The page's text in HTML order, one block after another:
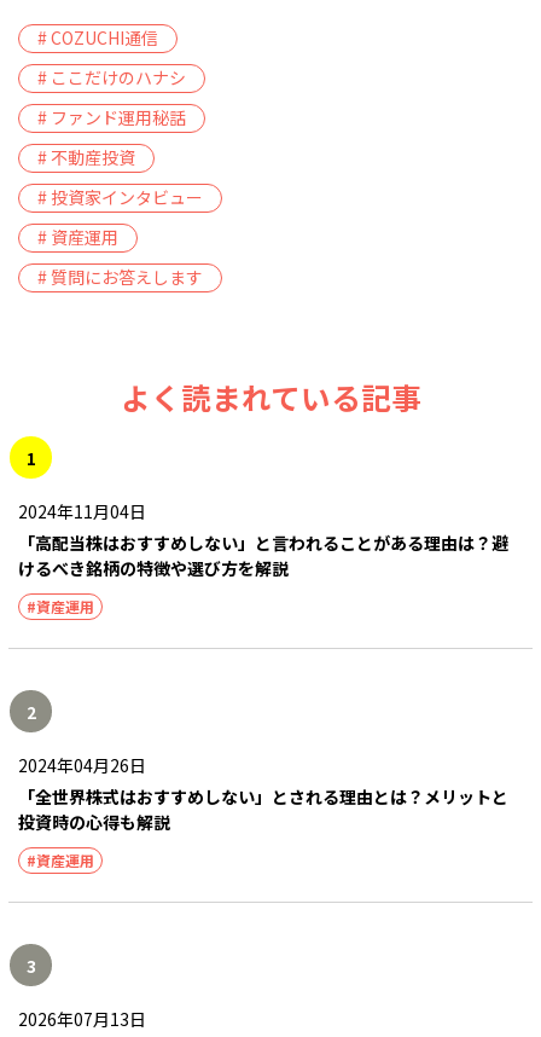
# COZUCHI通信
# ここだけのハナシ
# ファンド運用秘話
# 不動産投資
# 投資家インタビュー
# 資産運用
# 質問にお答えします
よく読まれている記事
1
2024年11月04日
「高配当株はおすすめしない」と言われることがある理由は？避
けるべき銘柄の特徴や選び方を解説
#資産運用
2
2024年04月26日
「全世界株式はおすすめしない」とされる理由とは？メリットと
投資時の心得も解説
#資産運用
3
2026年07月13日